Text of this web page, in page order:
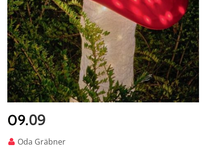
09.09
Oda Gräbner